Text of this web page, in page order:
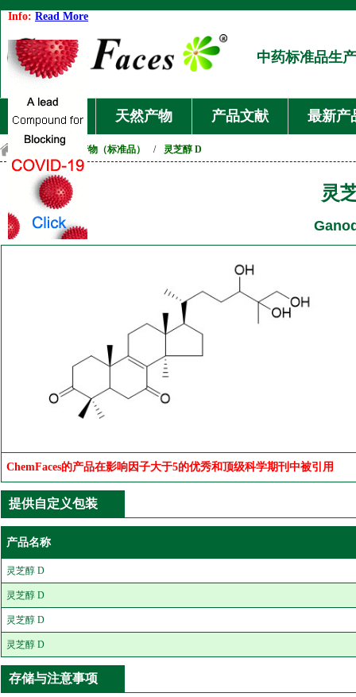
Info: Read More
中药标准品生
首页 天然产物 产品文献 最新产
天然产物（标准品） / 灵芝醇 D
灵
ChemFaces的产品在影响因子大于5的优秀和顶级科学期刊中被引用
提供自定义包装
产品名称
灵芝醇 D
灵芝醇 D
灵芝醇 D
灵芝醇 D
存储与注意事项